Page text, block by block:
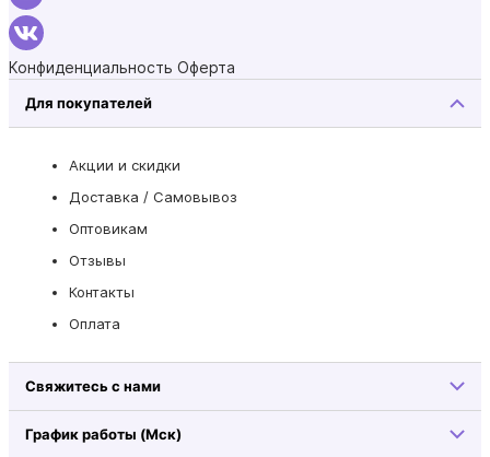
Конфиденциальность Оферта
Для покупателей
Акции и скидки
Доставка / Самовывоз
Оптовикам
Отзывы
Контакты
Оплата
Свяжитесь с нами
График работы (Мск)